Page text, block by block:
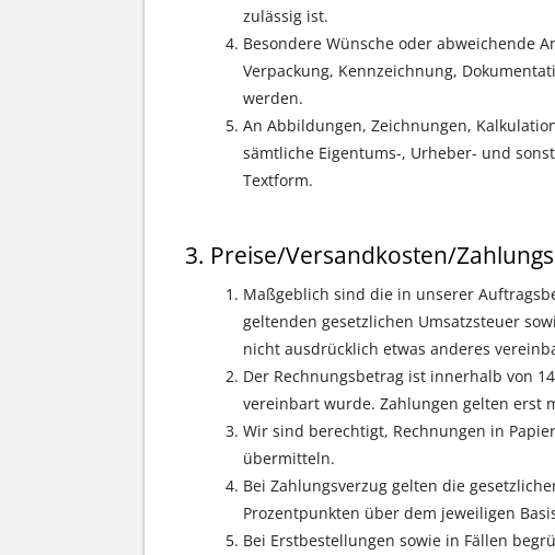
zulässig ist.
Besondere Wünsche oder abweichende
Verpackung, Kennzeichnung,
werden.
An Abbildungen, Zeichnungen,
sämtliche Eigentums-, Urheber- und
Textform.
Preise/Versandkosten/
Maßgeblich sind die in unserer
geltenden gesetzlichen Umsatzsteuer
nicht ausdrücklich etwas anderes
Der Rechnungsbetrag ist innerhalb von
vereinbart wurde. Zahlungen gelten erst
Wir sind berechtigt, Rechnungen in
übermitteln.
Bei Zahlungsverzug gelten die
Prozentpunkten über dem jeweiligen
Bei Erstbestellungen sowie in Fällen